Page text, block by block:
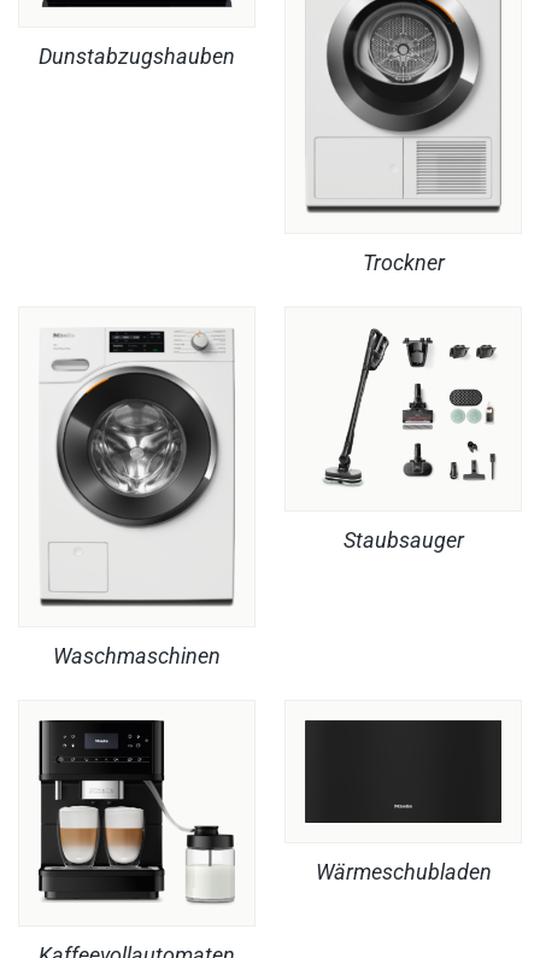
Dunstabzugshauben
Trockner
Waschmaschinen
Staubsauger
Wärmeschubladen